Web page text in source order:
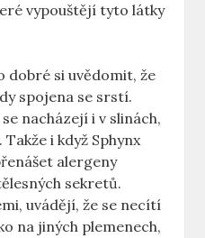
vypouštějí tyto látky
dobré si uvědomit, že
spojena se srstí.
nacházejí i v slinách,
i když Sphynx
alergeny
sekretů.
uvádějí, že se necítí
na jiných plemenech,